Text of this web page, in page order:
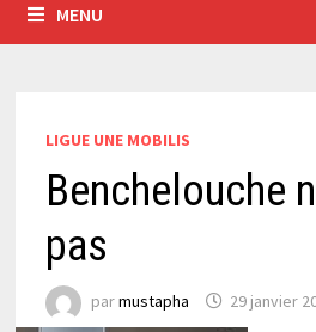
MENU
LIGUE UNE MOBILIS
Benchelouche
pas
parmustapha 29 janvier